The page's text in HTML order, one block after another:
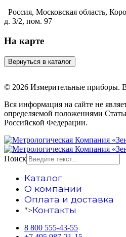
Россия, Московская область,
д. 3/2, пом. 97
На карте
© 2026 Измерительные приборы.
Вся информация на сайте не
определяемой положениями
Российской Федерации.
Поиск
Каталог
О компании
Оплата и доставка
">Контакты
8 800 555-43-55